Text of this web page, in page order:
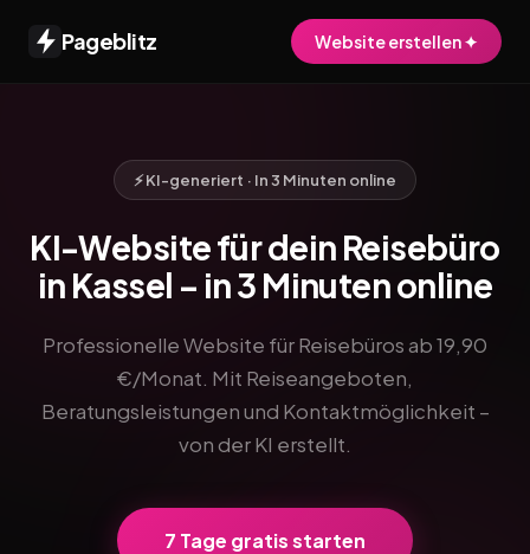
Pageblitz Website erstellen ✦
⚡ KI-generiert · In 3 Minuten online
KI-Website für dein Reisebüro
in Kassel – in 3 Minuten online
Professionelle Website für Reisebüros ab 19,90
€/Monat. Mit Reiseangeboten,
Beratungsleistungen und Kontaktmöglichkeit –
von der KI erstellt.
7 Tage gratis starten